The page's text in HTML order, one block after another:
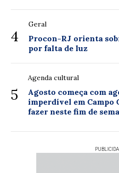
4
Geral
Procon-RJ orienta
por falta de luz
5
Agenda cultural
Agosto começa com
imperdível em Campo
fazer neste fim de